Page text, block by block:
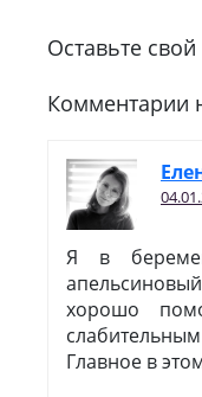
Оставьте
Комментарии
Я в
хорошо
Главное в